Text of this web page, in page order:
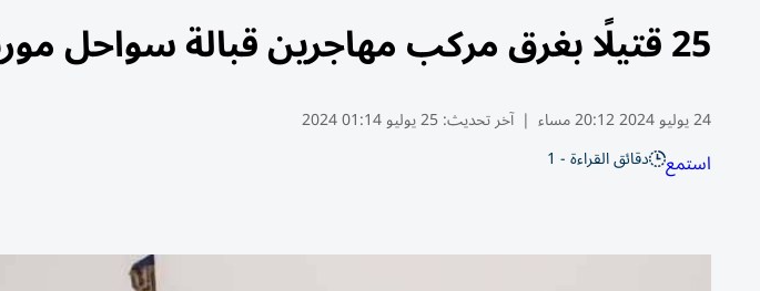
25 قتيلًا بغرق مركب مهاجرين قبالة سواحل موريتانيا
24 يوليو 2024 20:12 مساء | آخر تحديث:25 يوليو 01:14 2024
استمع دقائق القراءة - 1